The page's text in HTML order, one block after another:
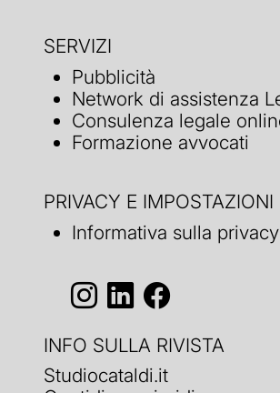
SERVIZI
Pubblicità
Network di assistenza
Consulenza legale
Formazione avvocati
PRIVACY E IMPOSTAZIONI
Informativa sulla privacy
INFO SULLA RIVISTA
Studiocataldi.it